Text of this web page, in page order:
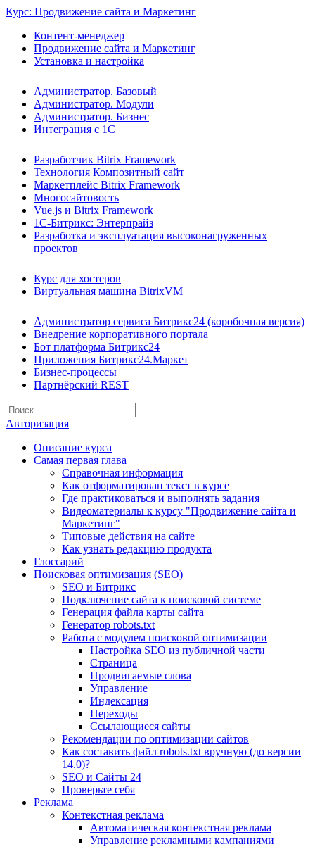
Курс: Продвижение сайта и Маркетинг
Контент-менеджер
Продвижение сайта и Маркетинг
Установка и настройка
Администратор. Базовый
Администратор. Модули
Администратор. Бизнес
Интеграция с 1С
Разработчик Bitrix Framework
Технология Композитный сайт
Маркетплейс Bitrix Framework
Многосайтовость
Vue.js и Bitrix Framework
1С-Битрикс: Энтерпрайз
Разработка и эксплуатация высоконагруженных
проектов
Курс для хостеров
Виртуальная машина BitrixVM
Администратор сервиса Битрикс24 (коробочная версия)
Внедрение корпоративного портала
Бот платформа Битрикс24
Приложения Битрикс24.Маркет
Бизнес-процессы
Партнёрский REST
Авторизация
Описание курса
Самая первая глава
Справочная информация
Как отформатирован текст в курсе
Где практиковаться и выполнять задания
Видеоматериалы к курсу "Продвижение сайта и
Маркетинг"
Типовые действия на сайте
Как узнать редакцию продукта
Глоссарий
Поисковая оптимизация (SEO)
SEO и Битрикс
Подключение сайта к поисковой системе
Генерация файла карты сайта
Генератор robots.txt
Работа с модулем поисковой оптимизации
Настройка SEO из публичной части
Страница
Продвигаемые слова
Управление
Индексация
Переходы
Ссылающиеся сайты
Рекомендации по оптимизации сайтов
Как составить файл robots.txt вручную (до версии
14.0)?
SEO и Сайты 24
Проверьте себя
Реклама
Контекстная реклама
Автоматическая контекстная реклама
Управление рекламными кампаниями